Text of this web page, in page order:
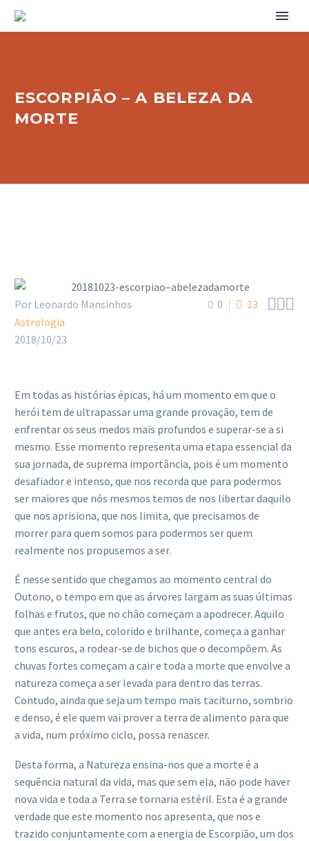
ESCORPIÃO – A BELEZA DA
MORTE
0 13 
Por Leonardo Mansinhos
Astrologia
2018/10/23
Em todas as histórias épicas, há um momento em que o
herói tem de ultrapassar uma grande provação, tem de
enfrentar os seus medos mais profundos e superar-se a si
mesmo. Esse momento representa uma etapa essencial da
sua jornada, de suprema importância, pois é um momento
desafiador e intenso, que nos recorda que para podermos
ser maiores que nós mesmos temos de nos libertar daquilo
que nos aprisiona, que nos limita, que precisamos de
morrer para quem somos para podermos ser quem
realmente nos propusemos a ser.
É nesse sentido que chegamos ao momento central do
Outono, o tempo em que as árvores largam as suas últimas
folhas e frutos, que no chão começam a apodrecer. Aquilo
que antes era belo, colorido e brilhante, começa a ganhar
tons escuros, a rodear-se de bichos que o decompõem. As
chuvas fortes começam a cair e toda a morte que envolve a
natureza começa a ser levada para dentro das terras.
Contudo, ainda que seja um tempo mais taciturno, sombrio
e denso, é ele quem vai prover a terra de alimento para que
a vida, num próximo ciclo, possa renascer.
Desta forma, a Natureza ensina-nos que a morte é a
sequência natural da vida, mas que sem ela, não pode haver
nova vida e toda a Terra se tornaria estéril. Esta é a grande
verdade que este momento nos apresenta, que nos e
trazido conjuntamente com a energia de Escorpião, um dos